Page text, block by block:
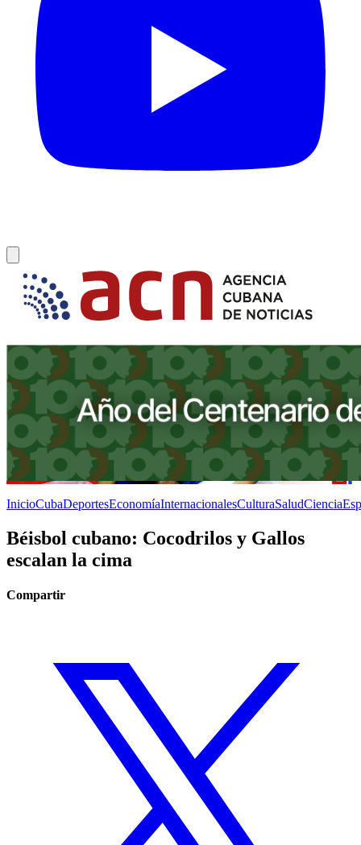
InicioCubaDeportesEconomíaInternacionalesCulturaSaludCiencia
Béisbol cubano: Cocodrilos y Gallos
escalan la cima
Compartir